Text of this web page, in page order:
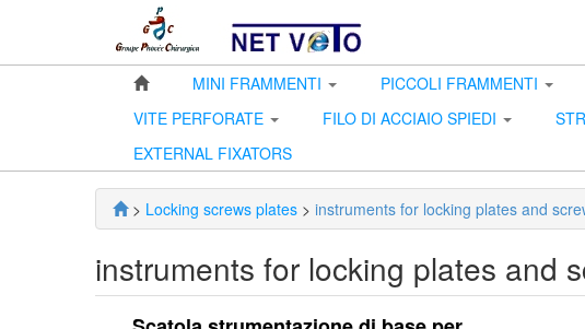
MINI FRAMMENTI PICCOLI FRAMMENTI
VITE PERFORATE
FILO DI ACCIAIO SPIEDI
EXTERNAL FIXATORS
> Locking screws plates > instruments for locking plates and
instruments for locking plates and